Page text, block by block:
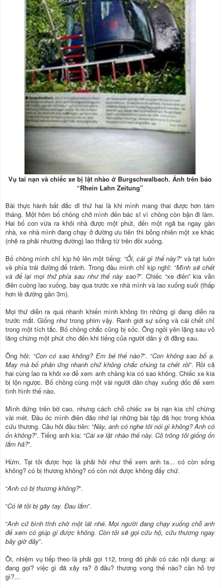
Vụ tai nạn và chiếc xe bị lật nhào ở Burgschwalbach. Ảnh trên báo
“Rhein Lahn Zeitung”
Bài thực hành bất đắc dĩ thứ hai là khi mình mang thai được hơn tám
tháng. Một hôm bố chồng chở mình đến bác sĩ vì chồng còn bận đi làm.
Hai bố con vừa ra khỏi nhà được một phút, đến một ngã ba ngay gần
nhà, xe nhà mình đang chạy ở đường ưu tiên thì bỗng nhiên một xe khác
(nhẽ ra phải nhường đường) lao thẳng từ trên đồi xuống.
Bố chồng mình chỉ kịp hô lên một tiếng: “Ối, cái gì thế này?” và tạt luôn
về phía trái đường để tránh. Trong đầu mình chỉ kịp nghĩ: “Mình sẽ chết
và để lại mọi thứ phía sau như thế này sao?”. Chiếc “xe điên” kia vẫn
điên cuồng lao xuống, bay qua trước xe nhà mình và lao xuống suối (thấp
hơn lề đường gần 3m).
Mọi thứ diễn ra quá nhanh khiến mình không tin những gì đang diễn ra
trước mắt. Giống như trong phim vậy. Ranh giới sự sống và cái chết chỉ
trong một tích tắc. Bố chồng chắc cũng bị sốc. Ông ngồi yên lặng sau vô
lăng chừng một phút cho đến khi tiếng của người dân ý ới đằng sau.
Ông hỏi: “Con có sao không? Em bé thế nào?”. “Con không sao bố ạ.
May mà bố phản ứng nhanh chứ không chắc chúng ta chết rồi”. Rồi cả
hai cùng lao ra khỏi xe để xem anh chàng kia có sao không. Chiếc xe kia
bị lộn ngược. Bố chồng cùng một vài người dân chạy xuống dốc để xem
tình hình thế nào.
Mình đứng trên bờ cao, nhưng cách chỗ chiếc xe bị nạn kia chỉ chừng
vài mét. Đầu óc mình điên đảo nhớ lại những bài tập đã học trong khóa
cứu thương. Câu hỏi đầu tiên: “Này, anh có nghe tôi nói gì không? Anh có
ổn không?”. Tiếng anh kia: “Cái xe lật nhào thế này. Cô trông tôi giống ổn
lắm hả?”.
Hừm. Tại tôi được học là phải hỏi như thế xem anh ta... có còn sống
không? có bị thương không? có còn nói được không đấy chứ.
“Anh có bị thương không?”.
“Có lẽ tôi bị gãy tay. Đau lắm”.
“Anh cứ bình tĩnh chờ một lát nhé. Mọi người đang chạy xuống chỗ anh
để xem có giúp gì được không. Còn tôi sẽ gọi cứu hộ, cứu thương ngay
bây giờ đây”.
Ôi, nhiệm vụ tiếp theo là phải gọi 112, trong đó phải có các nội dung: ai
đang gọi? việc gì đã xảy ra? ở đâu? thương vong thế nào? cần hỗ trợ
gì?...